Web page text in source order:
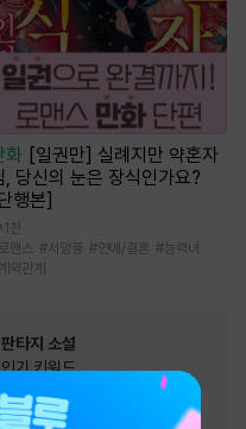
화 [일권만] 실례지만 약혼자
, 당신의 눈은 장식인가요?
행본]
1천
맨스 #서양풍 #연애/결혼 #능력녀
약관계
판타지 소설
인기 키워드
#복수물
유쾌함